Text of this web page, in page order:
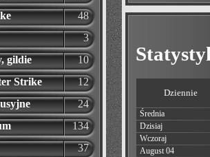
48
3
gildie
10
Strike
12
24
134
37
Dziennie
Średnia
Dzisiaj
Wczoraj
August 04